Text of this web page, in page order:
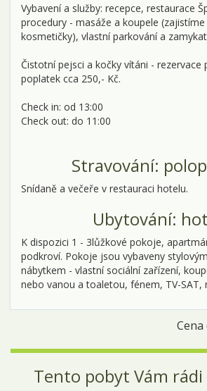
Vybavení a služby: recepce, restaurace
procedury - masáže a koupele (zajistíme
kosmetičky), vlastní parkování a
Čistotní pejsci a kočky vítáni - rezervace
poplatek cca 250,- Kč.
Check in: od 13:00
Check out: do 11:00
Stravování:
Snídaně a večeře v restauraci hotelu.
Ubytování:
K dispozici 1 - 3lůžkové pokoje,
podkroví. Pokoje jsou vybaveny
nábytkem - vlastní sociální zařízení,
nebo vanou a toaletou, fénem, TV-SAT,
Cena
Tento pobyt Vám